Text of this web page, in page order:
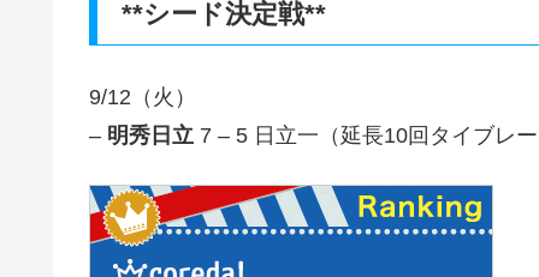
**シード決定戦**
9/12（火）
– 明秀日立 7 – 5 日立一（延長10回タイブレ